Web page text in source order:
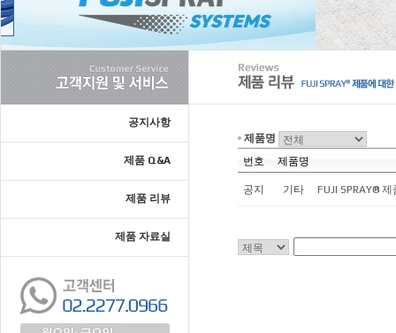
공지사항
제품 Q&A
제품 리뷰
제품 자료실
제품명
번호
제품명
공지 기타 FUJI SPRAY®